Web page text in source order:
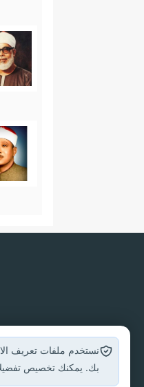
نستخدم ملفات تعريف
بك. يمكنك تخصيص